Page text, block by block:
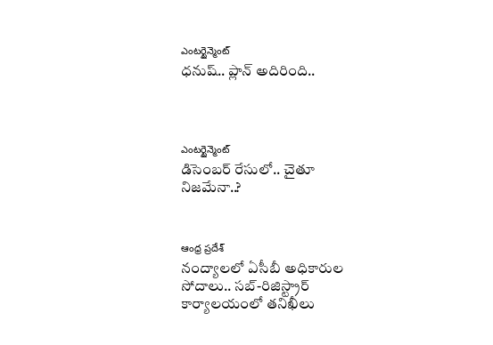
ఎంటర్టైన్మెంట్
ధనుష్‌.. ప్లాన్ అదిరింది..
ఎంటర్టైన్మెంట్
డిసెంబర్ రేసులో.. చైతూ
నిజమేనా..?
ఆంధ్ర ప్రదేశ్
నంద్యాలలో ఏసీబీ అధికారుల
సోదాలు.. సబ్-రిజిస్ట్రార్
కార్యాలయంలో తనిఖీలు